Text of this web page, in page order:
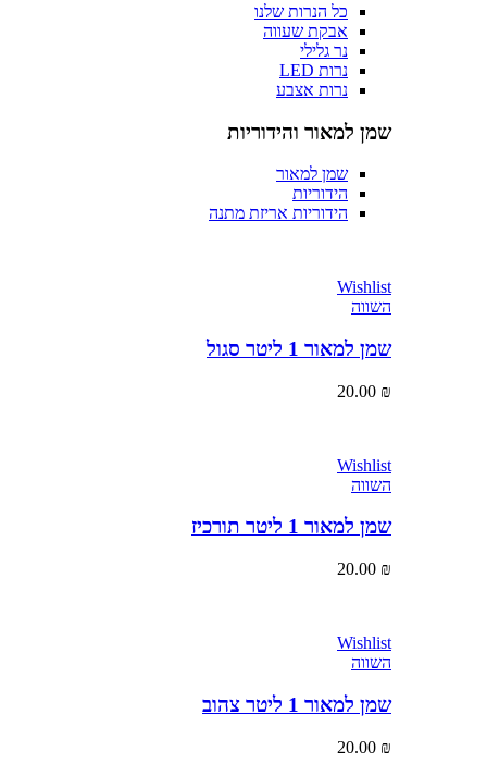
כל הנרות שלנו
אבקת שעווה
נר גלילי
נרות LED
נרות אצבע
שמן למאור והידוריות
שמן למאור
הידוריות
הידוריות אריזת מתנה
Wishlist
שמן למאור 1 ליטר סגול
20.00
Wishlist
שמן למאור 1 ליטר תורכיז
20.00
Wishlist
שמן למאור 1 ליטר צהוב
20.00